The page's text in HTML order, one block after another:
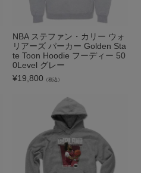
NBA ステファン・カリー ウォ
リアーズ パーカー Golden Sta
te Toon Hoodie フーディー 50
0Level グレー
¥19,800 （税込）